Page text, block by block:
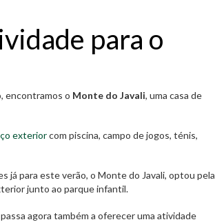
para o
encontramos o Monte do Javali, uma casa de
exteriorcom piscina, campo de jogos, ténis,
já para este verão, o Monte do Javali, optou pela
junto ao parque infantil.
agora também a oferecer uma atividade